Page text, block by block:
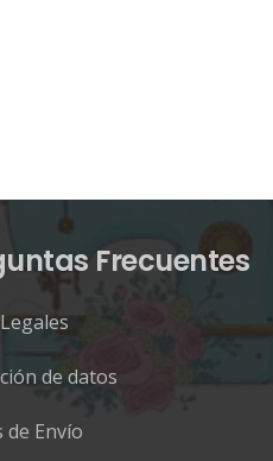
Frecuentes
de datos
de Envío